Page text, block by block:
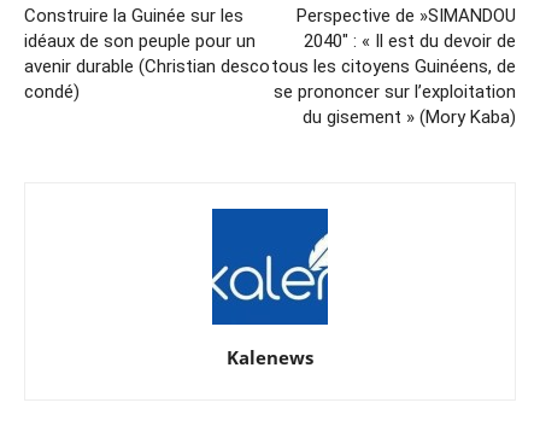
Construire la Guinée sur les
idéaux de son peuple pour un
avenir durable (Christian desco
condé)
Perspective de »SIMANDOU
2040″ : « Il est du devoir de
tous les citoyens Guinéens, de
se prononcer sur l’exploitation
du gisement » (Mory Kaba)
Kalenews